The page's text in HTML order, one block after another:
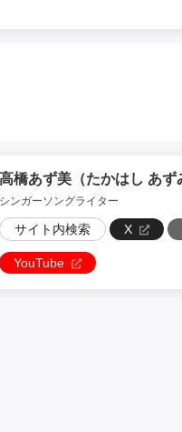
高橋あず美（たかはし あず
シンガーソングライター
サイト内検索 X
YouTube